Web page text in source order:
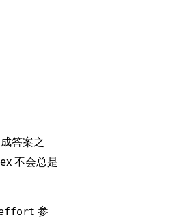
答案之
不会总是
参